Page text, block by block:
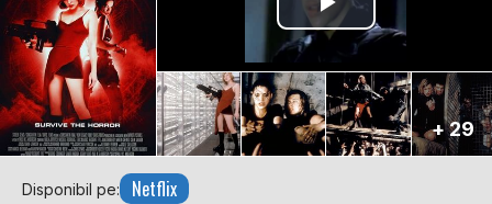
+ 29
Disponibil pe: Netflix